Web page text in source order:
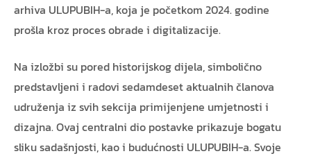
arhiva ULUPUBIH-a, koja je početkom 2024. godine
prošla kroz proces obrade i digitalizacije.
Na izložbi su pored historijskog dijela, simbolično
predstavljeni i radovi sedamdeset aktualnih članova
udruženja iz svih sekcija primijenjene umjetnosti i
dizajna. Ovaj centralni dio postavke prikazuje bogatu
sliku sadašnjosti, kao i budućnosti ULUPUBIH-a. Svoje